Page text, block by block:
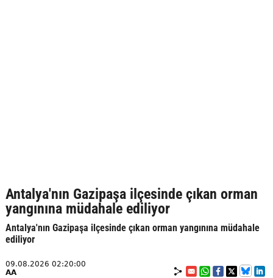
Antalya'nın Gazipaşa ilçesinde çıkan orman
yangınına müdahale ediliyor
Antalya'nın Gazipaşa ilçesinde çıkan orman yangınına müdahale
ediliyor
09.08.2026 02:20:00
AA